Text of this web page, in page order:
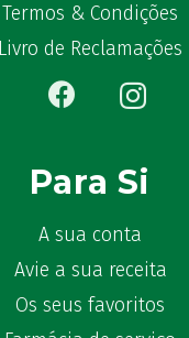
Termos & Condições
Livro de Reclamações
Para Si
A sua conta
Avie a sua receita
Os seus favoritos